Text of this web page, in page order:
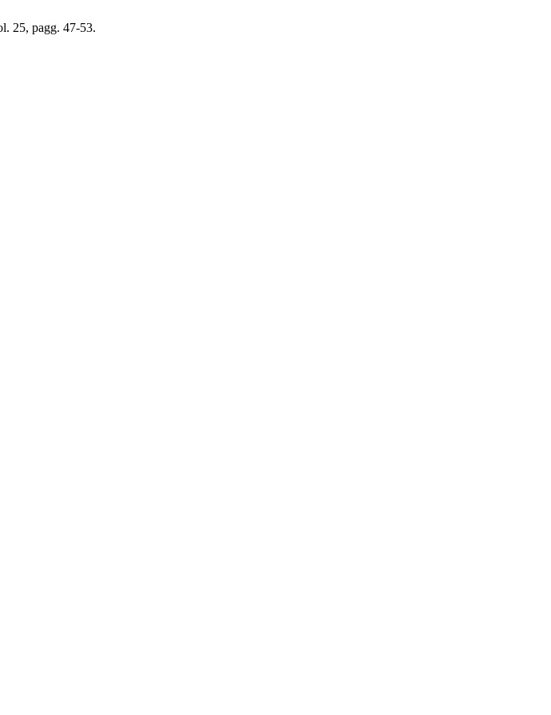
25, pagg. 47-53.